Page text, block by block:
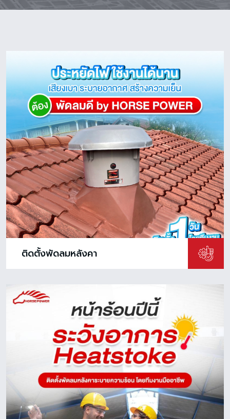
ติดตั้งพัดลมหลังคา